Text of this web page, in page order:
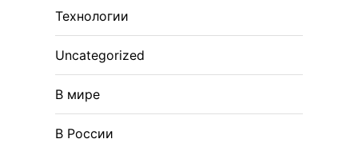
Технологии
Uncategorized
В мире
В России